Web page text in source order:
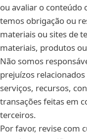
ou avaliar o conteúdo
temos obrigação ou
materiais ou sites de
materiais, produtos
Não somos
prejuízos
serviços, recursos,
transações feitas em
terceiros.
Por favor, revise com